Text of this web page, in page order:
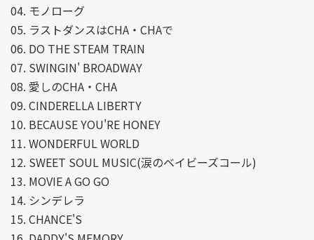
04. モノローグ
05. ラストダンスはCHA・CHAで
06. DO THE STEAM TRAIN
07. SWINGIN' BROADWAY
08. 愛しのCHA・CHA
09. CINDERELLA LIBERTY
10. BECAUSE YOU'RE HONEY
11. WONDERFUL WORLD
12. SWEET SOUL MUSIC(涙のベイビーズコール)
13. MOVIE A GO GO
14. シンデレラ
15. CHANCE'S